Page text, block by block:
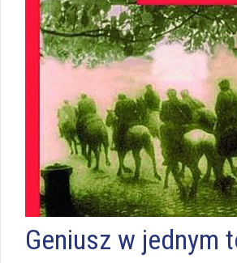
Geniusz w jednym